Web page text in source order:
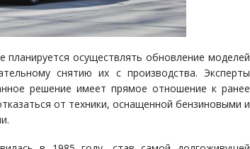
осуществлять обновление моделей
снятию их с производства. Эксперты
решение имеет прямое отношение к ранее
от техники, оснащенной бензиновыми и